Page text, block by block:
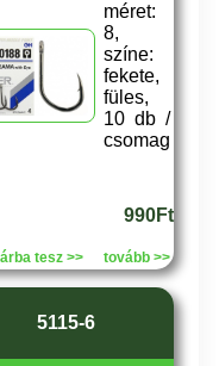
méret:
8,
színe:
fekete,
füles,
10 db /
csomag
990Ft
tesz >> tovább >>
5115-6